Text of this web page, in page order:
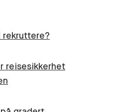
rekruttere?
reisesikkerhet